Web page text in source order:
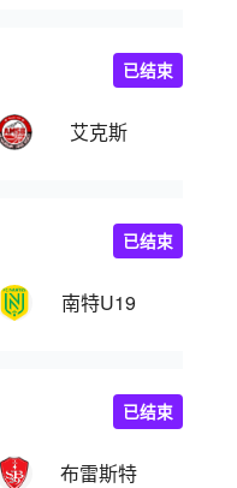
艾克斯
已结束
南特U19
已结束
布雷斯特
已结束